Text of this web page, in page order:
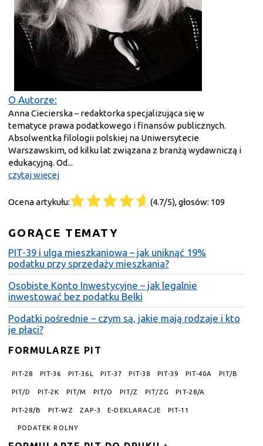
O Autorze:
Anna Ciecierska – redaktorka specjalizująca się w
tematyce prawa podatkowego i finansów publicznych.
Absolwentka filologii polskiej na Uniwersytecie
Warszawskim, od kilku lat związana z branżą wydawniczą i
edukacyjną. Od...
czytaj więcej
Ocena artykułu: (4.7/5), głosów: 109
GORĄCE TEMATY
PIT-39 i ulga mieszkaniowa – jak uniknąć 19%
podatku przy sprzedaży mieszkania?
Osobiste Konto Inwestycyjne – jak legalnie
inwestować bez podatku Belki
Podatki pośrednie – czym są, jakie mają rodzaje i kto
je płaci?
FORMULARZE PIT
PIT-28 PIT-36 PIT-36L PIT-37 PIT-38 PIT-39 PIT-40A PIT/B
PIT/D PIT-2K PIT/M PIT/O PIT/Z PIT/ZG PIT-28/A
PIT-28/B PIT-WZ ZAP-3 E-DEKLARACJE PIT-11
PODATEK ROLNY